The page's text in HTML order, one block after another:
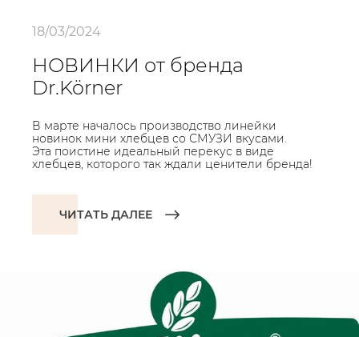
18/03/2024
НОВИНКИ от бренда
Dr.Körner
В марте началось производство линейки
новинок мини хлебцев со СМУЗИ вкусами.
Эта поистине идеальный перекус в виде
хлебцев, которого так ждали ценители бренда!
ЧИТАТЬ ДАЛЕЕ